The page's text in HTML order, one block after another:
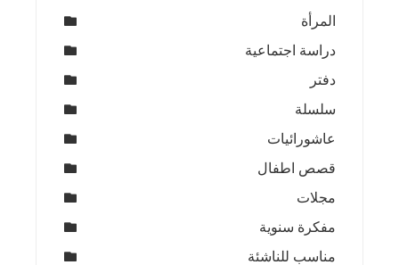
المرأة
دراسة اجتماعية
دفتر
سلسلة
عاشورائيات
قصص اطفال
مجلات
مفكرة سنوية
مناسب للناشئة